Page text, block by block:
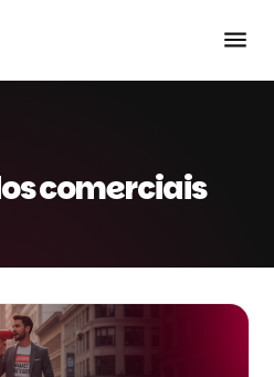
comerciais